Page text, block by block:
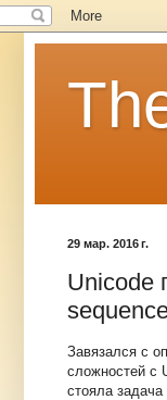
29 мар. 2016 г.
Unicode
Завязался с
сложностей с
стояла